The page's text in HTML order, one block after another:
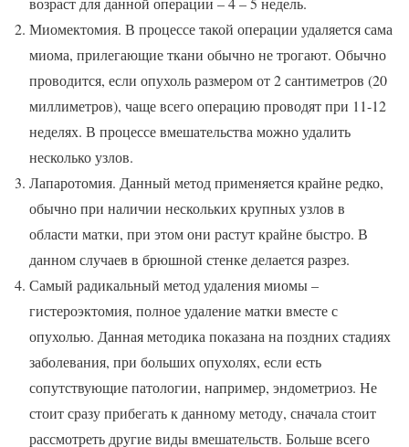
Миомектомия. В процессе такой операции удаляется сама
миома, прилегающие ткани обычно не трогают. Обычно
проводится, если опухоль размером от 2 сантиметров (20
миллиметров), чаще всего операцию проводят при 11-12
неделях. В процессе вмешательства можно удалить
несколько узлов.
Лапаротомия. Данный метод применяется крайне редко,
обычно при наличии нескольких крупных узлов в
области матки, при этом они растут крайне быстро. В
данном случаев в брюшной стенке делается разрез.
Самый радикальный метод удаления миомы –
гистероэктомия, полное удаление матки вместе с
опухолью. Данная методика показана на поздних стадиях
заболевания, при больших опухолях, если есть
сопутствующие патологии, например, эндометриоз. Не
стоит сразу прибегать к данному методу, сначала стоит
рассмотреть другие виды вмешательств. Больше всего